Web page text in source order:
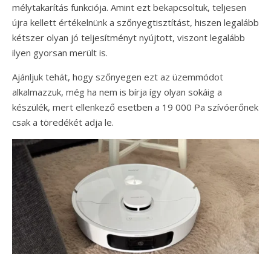
mélytakarítás funkciója. Amint ezt bekapcsoltuk, teljesen
újra kellett értékelnünk a szőnyegtisztítást, hiszen legalább
kétszer olyan jó teljesítményt nyújtott, viszont legalább
ilyen gyorsan merült is.
Ajánljuk tehát, hogy szőnyegen ezt az üzemmódot
alkalmazzuk, még ha nem is bírja így olyan sokáig a
készülék, mert ellenkező esetben a 19 000 Pa szívóerőnek
csak a töredékét adja le.